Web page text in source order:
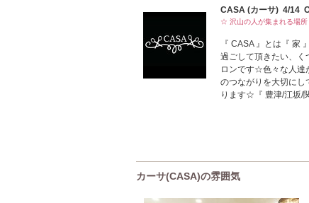
CASA (カーサ) 4/
☆ 沢山の人が集まれる場
『 CASA 』とは『 家
過ごして頂きたい、く
ロンです☆色々な人達
のつながりを大切にし
ります☆『 豊津/江坂/
カーサ(CASA)の雰囲気